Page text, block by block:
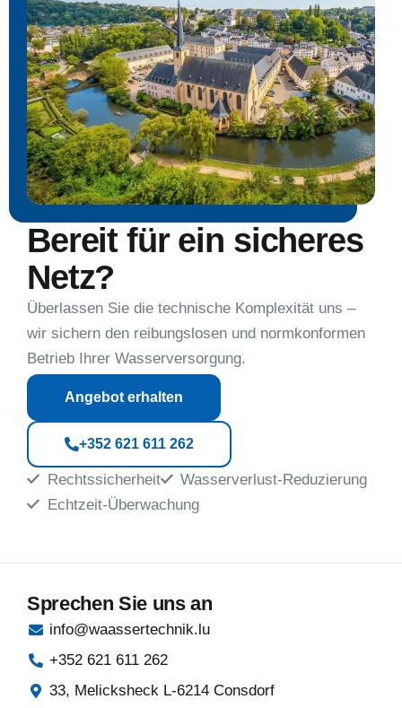
Bereit für ein sicheres
Netz?
Überlassen Sie die technische Komplexität uns –
wir sichern den reibungslosen und normkonformen
Betrieb Ihrer Wasserversorgung.
Angebot erhalten
+352 621 611 262
Rechtssicherheit
Wasserverlust-Reduzierung
Echtzeit-Überwachung
Sprechen Sie uns an
info@waassertechnik.lu
+352 621 611 262
33, Melicksheck L-6214 Consdorf